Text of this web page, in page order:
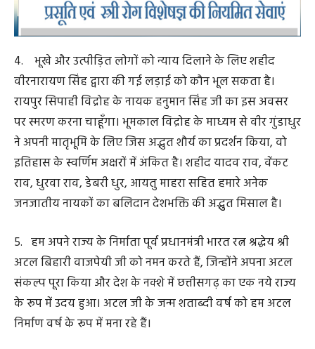
है। पहलगाम में हुए जघन्य आतंकी कृत्य का बदला लेने हमारे
प्रधानमंत्री श्री नरेन्द्र मोदी जी के नेतृत्व में ऑपरेशन सिन्दूर चलाया
गया। यह ऑपरेशन दुनियाभर में भारत के पराक्रम और दृढ़
इच्छाशक्ति का प्रतीक बना।
10. प्रधानमंत्री श्री नरेन्द्र मोदी जी की अगुवाई में भारत की
अर्थव्यवस्था दुनिया की चौथी सबसे बड़ी अर्थव्यवस्था हो गई है।
हमारा चंद्रयान चंद्रमा के दक्षिण धु्रव पर पहुंच चुका है और शुभांशु
शुक्ला ने इंटरनेशनल स्पेस स्टेशन में तिरंगा लहरा दिया है।
यशस्वी प्रधानमंत्री श्री नरेंद्र मोदी जी के दूरदर्शी नेतृत्व, दृढ़ संकल्प
और अथाह इच्छा शक्ति की विशेष भूमिका है। आज के इस
गौरवशाली दिन, हम अभिनंदन करते हैं, अपने सुरक्षाबलों के जवानों
का, जिन्होंने नक्सलियों को उनके ठिकानों में घुसकर मात दी।